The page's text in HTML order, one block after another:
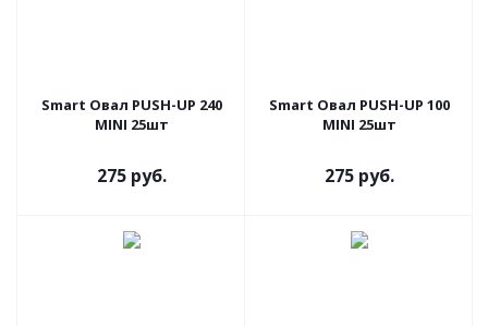
Smart Овал PUSH-UP 240
MINI 25шт
275 руб.
Smart Овал PUSH-UP 100
MINI 25шт
275 руб.